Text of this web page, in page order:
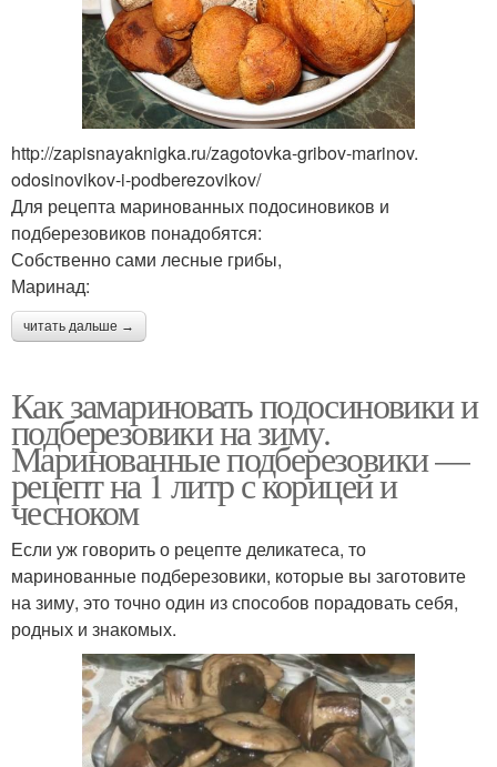
http://zapisnayaknigka.ru/zagotovka-gribov-marinov.
odosinovikov-i-podberezovikov/
Для рецепта маринованных подосиновиков и
подберезовиков понадобятся:
Собственно сами лесные грибы,
Маринад:
читать дальше →
Как замариновать подосиновики и
подберезовики на зиму.
Маринованные подберезовики —
рецепт на 1 литр с корицей и
чесноком
Если уж говорить о рецепте деликатеса, то
маринованные подберезовики, которые вы заготовите
на зиму, это точно один из способов порадовать себя,
родных и знакомых.